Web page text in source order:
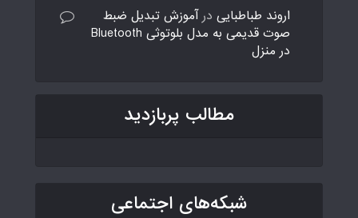
اروند طباطبایی درآموزش تبدیل ضبط
صوت قدیمی به مدل بلوتوثی Bluetooth
در منزل
مطالب پربازدید
شبکه‌های اجتماعی